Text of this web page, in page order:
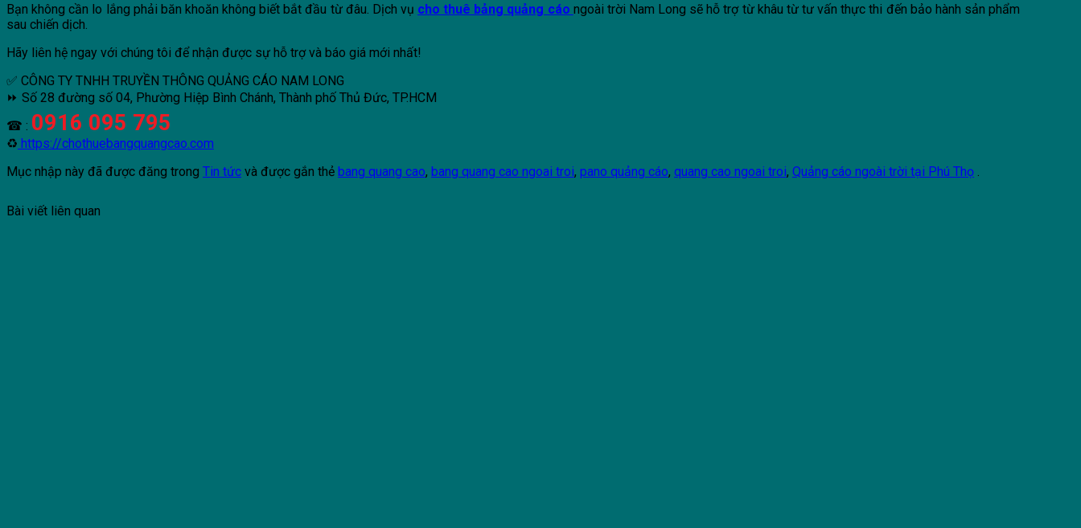
Bạn không cần lo lắng phải băn khoăn không biết bắt đầu từ đâu. Dịch vụ cho thuê bảng quảng cáo ngoài trời Nam Long sẽ hỗ trợ từ khâu từ tư vấn thực thi đến bảo hành sản phẩm
sau chiến dịch.
Hãy liên hệ ngay với chúng tôi để nhận được sự hỗ trợ và báo giá mới nhất!
✅ CÔNG TY TNHH TRUYỀN THÔNG QUẢNG CÁO NAM LONG
⏩ Số 28 đường số 04, Phường Hiệp Bình Chánh, Thành phố Thủ Đức, TP.HCM
☎ : 0916 095 795
♻ https://chothuebangquangcao.com
Mục nhập này đã được đăng trong Tin tức và được gắn thẻ bang quang cao, bang quang cao ngoai troi, pano quảng cáo, quang cao ngoai troi, Quảng cáo ngoài trời tại Phú Thọ .
Bài viết liên quan